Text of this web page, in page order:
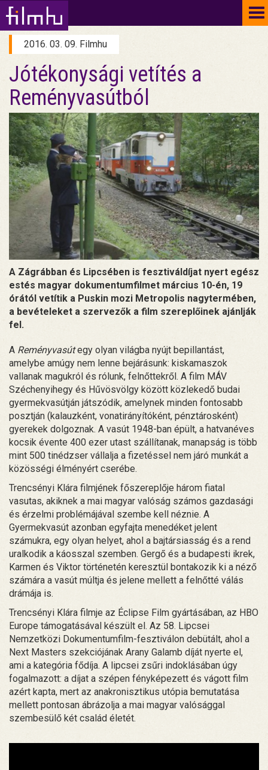
2016. 03. 09. Filmhu
Jótékonysági vetítés a
Reményvasútból
A Zágrábban és Lipcsében is fesztiváldíjat nyert egész
estés magyar dokumentumfilmet március 10-én, 19
órától vetítik a Puskin mozi Metropolis nagytermében,
a bevételeket a szervezők a film szereplőinek ajánlják
fel.
A Reményvasútegy olyan világba nyújt bepillantást,
amelybe amúgy nem lenne bejárásunk: kiskamaszok
vallanak magukról és rólunk, felnőttekről. A film MÁV
Széchenyihegy és Hűvösvölgy között közlekedő budai
gyermekvasútján játszódik, amelynek minden fontosabb
posztján (kalauzként, vonatirányítóként, pénztárosként)
gyerekek dolgoznak. A vasút 1948-ban épült, a hatvanéves
kocsik évente 400 ezer utast szállítanak, manapság is több
mint 500 tinédzser vállalja a fizetéssel nem járó munkát a
közösségi élményért cserébe.
Trencsényi Klára filmjének főszereplője három fiatal
vasutas, akiknek a mai magyar valóság számos gazdasági
és érzelmi problémájával szembe kell néznie. A
Gyermekvasút azonban egyfajta menedéket jelent
számukra, egy olyan helyet, ahol a bajtársiasság és a rend
uralkodik a káosszal szemben. Gergő és a budapesti ikrek,
Karmen és Viktor történetén keresztül bontakozik ki a néző
számára a vasút múltja és jelene mellett a felnőtté válás
drámája is.
Trencsényi Klára filmje az Éclipse Film gyártásában, az HBO
Europe támogatásával készült el. Az 58. Lipcsei
Nemzetközi Dokumentumfilm-fesztiválon debütált, ahol a
Next Masters szekciójának Arany Galamb díját nyerte el,
ami a kategória fődíja. A lipcsei zsűri indoklásában úgy
fogalmazott: a díjat a szépen fényképezett és vágott film
azért kapta, mert az anakronisztikus utópia bemutatása
mellett pontosan ábrázolja a mai magyar valósággal
szembesülő két család életét.